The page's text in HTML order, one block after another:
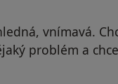
vnímavá.
problém a